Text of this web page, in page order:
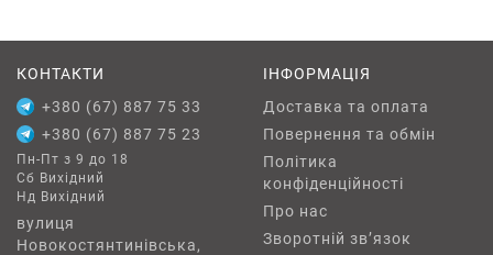
Модульність та гнучкість: Системи можуть
бути легко адаптовані та розширені
відповідно до змін у потребах
електропостачання.
Естетичний вигляд: Сучасні шинопроводи
мають привабливий дизайн і можуть бути
інтегровані в архітектурні рішення будівлі.
КОНТАКТИ
+380 (67) 887 75 33
+380 (67) 887 75 23
Пн-Пт з 9 до 18
Сб Вихідний
Нд Вихідний
вулиця
Новокостянтинівська,
ІНФОРМАЦІЯ
Доставка та оплата
Повернення та обмін
Політика
конфіденційності
Про нас
Зворотній зв’язок